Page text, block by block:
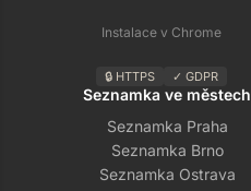
Instalace v Chrome
🔒 HTTPS ✓ GDPR
Seznamka ve městech
Seznamka Praha
Seznamka Brno
Seznamka Ostrava